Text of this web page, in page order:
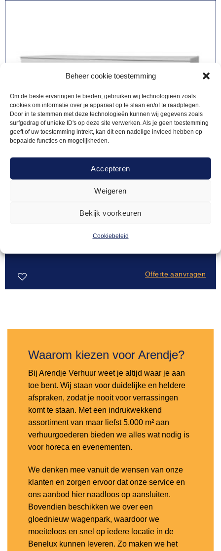
Beheer cookie toestemming
Om de beste ervaringen te bieden, gebruiken wij technologieën zoals
cookies om informatie over je apparaat op te slaan en/of te raadplegen.
Door in te stemmen met deze technologieën kunnen wij gegevens zoals
surfgedrag of unieke ID's op deze site verwerken. Als je geen toestemming
geeft of uw toestemming intrekt, kan dit een nadelige invloed hebben op
bepaalde functies en mogelijkheden.
Accepteren
Weigeren
Bekijk voorkeuren
Cookiebeleid
Buffettafel Milano wit – 2,2m
Offerte aanvragen
Waarom kiezen voor Arendje?
Bij Arendje Verhuur weet je altijd waar je aan
toe bent. Wij staan voor duidelijke en heldere
afspraken, zodat je nooit voor verrassingen
komt te staan. Met een indrukwekkend
assortiment van maar liefst 5.000 m² aan
verhuurgoederen bieden we alles wat nodig is
voor horeca en evenementen.
We denken mee vanuit de wensen van onze
klanten en zorgen ervoor dat onze service en
ons aanbod hier naadloos op aansluiten.
Bovendien beschikken we over een
gloednieuw wagenpark, waardoor we
moeiteloos en snel op iedere locatie in de
Benelux kunnen leveren. Zo maken we het